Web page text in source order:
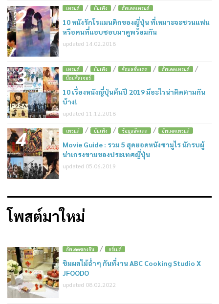
2 เทรนด์ / บันเทิง / อัพเดตเทรนด์
10 หนังรักโรแมนติกของญี่ปุ่น ที่เหมาะจะชวนแฟน
หรือคนที่แอบชอบมาดูพร้อมกัน
updated 14.02.2018
3 เทรนด์ / บันเทิง / ข้อมูลอัพเดต / อัพเดตเทรนด์ /
ป๊อปคัลเจอร์
10 เรื่องหนังญี่ปุ่นต้นปี 2019 มีอะไรน่าติดตามกัน
บ้าง!
updated 11.12.2018
4 เทรนด์ / บันเทิง / ข้อมูลอัพเดต / อัพเดตเทรนด์
Movie Guide : รวม 5 สุดยอดหนังซามูไร นักรบผู้
น่าเกรงขามของประเทศญี่ปุ่น
updated 05.06.2019
โพสต์มาใหม่
อัพเดตของกิน / กูร์เม่ต์
ชิมผลไม้ฉ่ำๆ กันที่งาน ABC Cooking Studio X
JFOODO
updated 08.02.2022